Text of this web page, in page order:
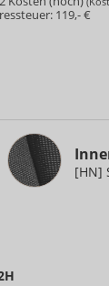
119,- €
Innenausstattung
[HN]